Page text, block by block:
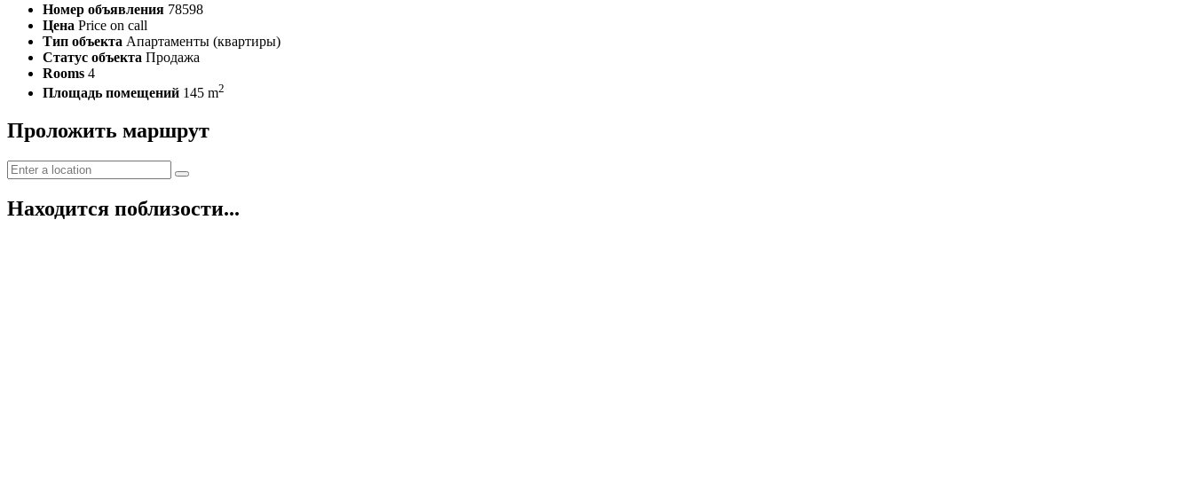
Номер объявления 78598
Цена Price on call
Тип объекта Апартаменты (квартиры)
Статус объекта Продажа
Rooms 4
Площадь помещений 145 m2
Проложить маршрут
Находится поблизости...